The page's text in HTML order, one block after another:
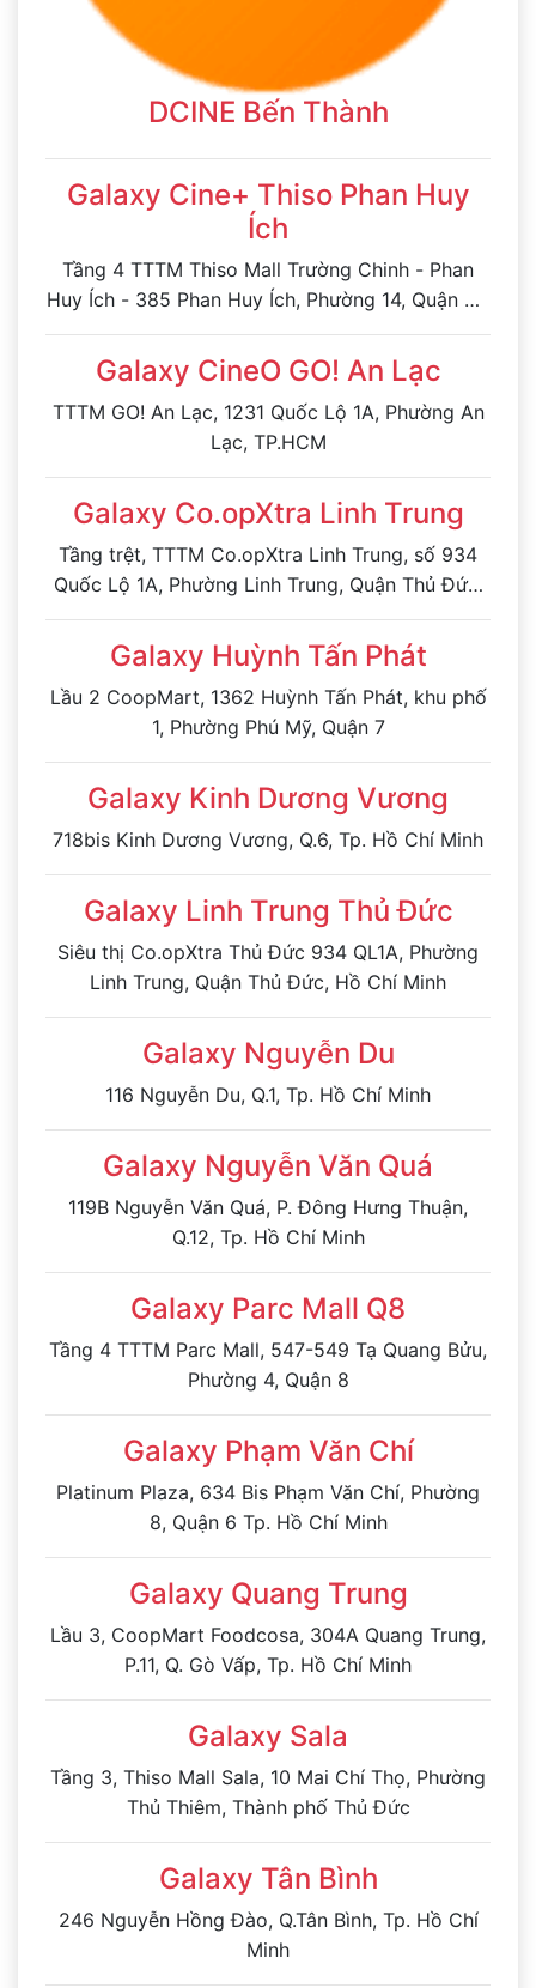
DCINE Bến Thành
Galaxy Cine+ Thiso Phan Huy
Ích
Tầng 4 TTTM Thiso Mall Trường Chinh - Phan
Huy Ích - 385 Phan Huy Ích, Phường 14, Quận Gò
Vấp, TP. HCM
Galaxy CineO GO! An Lạc
TTTM GO! An Lạc, 1231 Quốc Lộ 1A, Phường An
Lạc, TP.HCM
Galaxy Co.opXtra Linh Trung
Tầng trệt, TTTM Co.opXtra Linh Trung, số 934
Quốc Lộ 1A, Phường Linh Trung, Quận Thủ Đức,
Thành phố Hồ Chí Minh, Việt Nam
Galaxy Huỳnh Tấn Phát
Lầu 2 CoopMart, 1362 Huỳnh Tấn Phát, khu phố
1, Phường Phú Mỹ, Quận 7
Galaxy Kinh Dương Vương
718bis Kinh Dương Vương, Q.6, Tp. Hồ Chí Minh
Galaxy Linh Trung Thủ Đức
Siêu thị Co.opXtra Thủ Đức 934 QL1A, Phường
Linh Trung, Quận Thủ Đức, Hồ Chí Minh
Galaxy Nguyễn Du
116 Nguyễn Du, Q.1, Tp. Hồ Chí Minh
Galaxy Nguyễn Văn Quá
119B Nguyễn Văn Quá, P. Đông Hưng Thuận,
Q.12, Tp. Hồ Chí Minh
Galaxy Parc Mall Q8
Tầng 4 TTTM Parc Mall, 547-549 Tạ Quang Bửu,
Phường 4, Quận 8
Galaxy Phạm Văn Chí
Platinum Plaza, 634 Bis Phạm Văn Chí, Phường
8, Quận 6 Tp. Hồ Chí Minh
Galaxy Quang Trung
Lầu 3, CoopMart Foodcosa, 304A Quang Trung,
P.11, Q. Gò Vấp, Tp. Hồ Chí Minh
Galaxy Sala
Tầng 3, Thiso Mall Sala, 10 Mai Chí Thọ, Phường
Thủ Thiêm, Thành phố Thủ Đức
Galaxy Tân Bình
246 Nguyễn Hồng Đào, Q.Tân Bình, Tp. Hồ Chí
Minh